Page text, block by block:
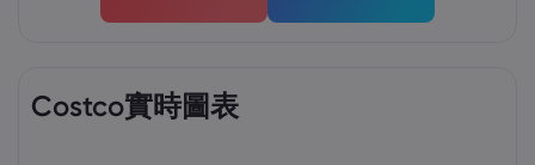
Costco實時圖表